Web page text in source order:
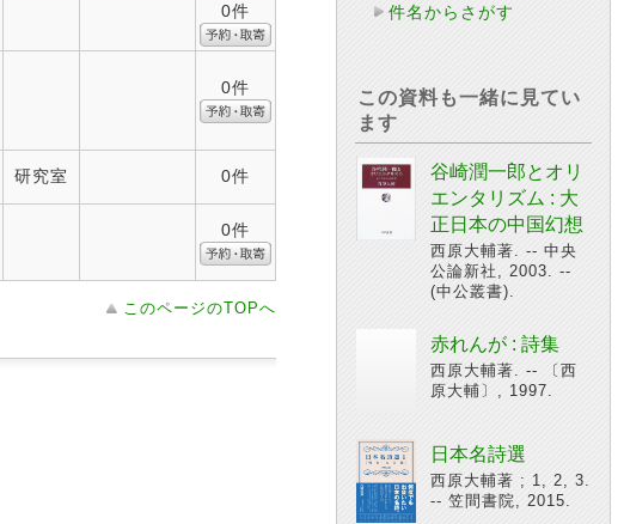
0件
0件
研究室 0件
0件
このページのTOPへ
件名からさがす
この資料も一緒に見てい
ます
谷崎潤一郎とオリ
エンタリズム : 大
正日本の中国幻想
西原大輔著. -- 中央
公論新社, 2003. --
(中公叢書).
赤れんが : 詩集
西原大輔著. -- 〔西
原大輔〕, 1997.
日本名詩選
西原大輔著 ; 1, 2, 3.
-- 笠間書院, 2015.